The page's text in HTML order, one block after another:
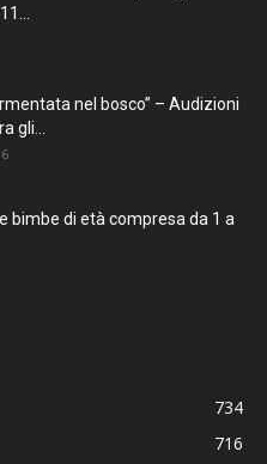
nel bosco” – Audizioni
gli...
bimbe di età compresa da 1 a
734
716